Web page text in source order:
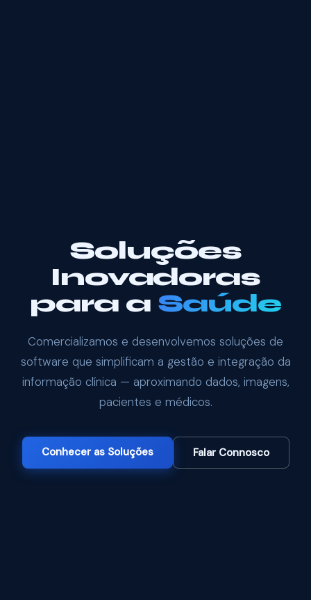
Soluções
Inovadoras
para a Saúde
Comercializamos e desenvolvemos soluções de
software que simplificam a gestão e integração da
informação clínica — aproximando dados, imagens,
pacientes e médicos.
Conhecer as Soluções Falar Connosco